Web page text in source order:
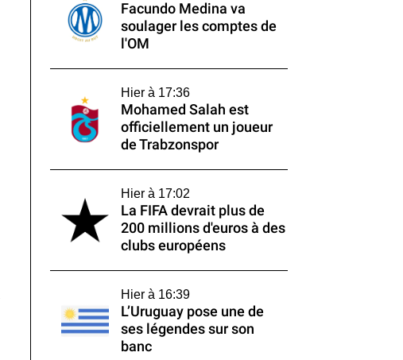
Facundo Medina va
soulager les comptes de
l'OM
Hier à 17:36
Mohamed Salah est
officiellement un joueur
de Trabzonspor
Hier à 17:02
La FIFA devrait plus de
200 millions d'euros à des
clubs européens
Hier à 16:39
L’Uruguay pose une de
ses légendes sur son
banc